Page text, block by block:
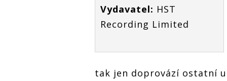
Vydavatel: HST
Recording Limited
tak jen doprovází ostatní